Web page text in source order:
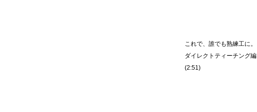
これで、誰でも熟練工に。
ダイレクトティーチング編
(2:51)